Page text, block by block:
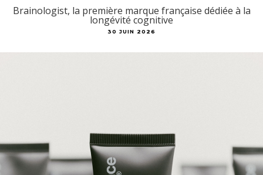
Brainologist, la première marque française dédiée à la
longévité cognitive
30 JUIN 2026